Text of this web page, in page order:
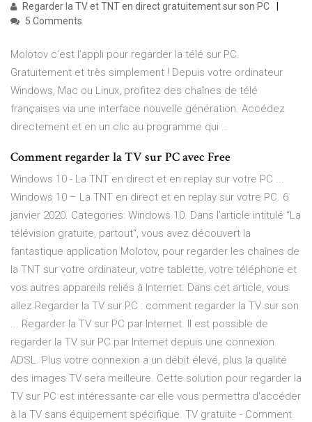
Regarder la TV et TNT en direct gratuitement sur son PC
5 Comments
Molotov c’est l’appli pour regarder la télé sur PC.
Gratuitement et très simplement ! Depuis votre ordinateur
Windows, Mac ou Linux, profitez des chaînes de télé
françaises via une interface nouvelle génération. Accédez
directement et en un clic au programme qui …
Comment regarder la TV sur PC avec Free
Windows 10 - La TNT en direct et en replay sur votre PC ...
Windows 10 – La TNT en direct et en replay sur votre PC. 6
janvier 2020. Categories: Windows 10. Dans l’article intitulé “La
télévision gratuite, partout“, vous avez découvert la
fantastique application Molotov, pour regarder les chaînes de
la TNT sur votre ordinateur, votre tablette, votre téléphone et
vos autres appareils reliés à Internet. Dans cet article, vous
allez Regarder la TV sur PC : comment regarder la TV sur son
... Regarder la TV sur PC par Internet. Il est possible de
regarder la TV sur PC par Internet depuis une connexion
ADSL. Plus votre connexion a un débit élevé, plus la qualité
des images TV sera meilleure. Cette solution pour regarder la
TV sur PC est intéressante car elle vous permettra d'accéder
à la TV sans équipement spécifique. TV gratuite - Comment